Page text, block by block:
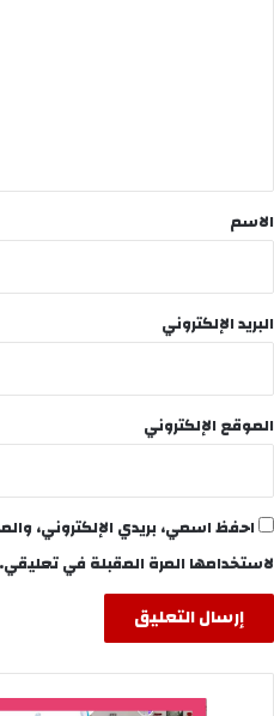
*
الاسم
البريد الإلكتروني
الموقع الإلكتروني
احفظ اسمي، بريدي الإلكتروني،
لاستخدامها المرة المقبلة في تعليقي.